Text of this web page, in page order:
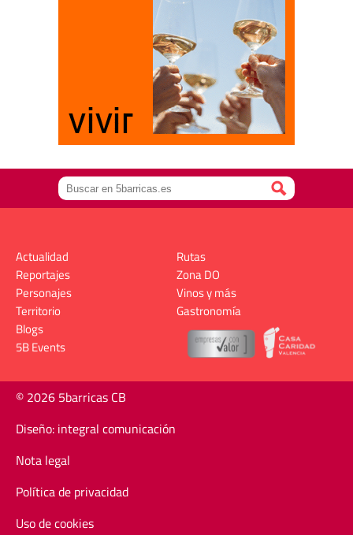
Actualidad
Reportajes
Personajes
Territorio
Rutas
Zona DO
Vinos y más
Gastronomía
Blogs
5B Events
© 2026 5barricas CB
Diseño: integral comunicación
Nota legal
Política de privacidad
Uso de cookies